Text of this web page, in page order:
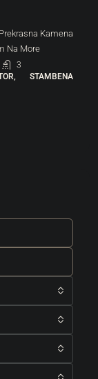
Kamena
Na More
3
STAMBENA